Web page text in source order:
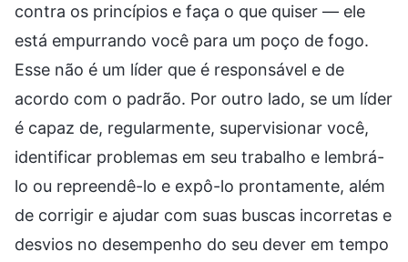
contra os princípios e faça o que quiser — ele
está empurrando você para um poço de fogo.
Esse não é um líder que é responsável e de
acordo com o padrão. Por outro lado, se um líder
é capaz de, regularmente, supervisionar você,
identificar problemas em seu trabalho e lembrá-
lo ou repreendê-lo e expô-lo prontamente, além
de corrigir e ajudar com suas buscas incorretas e
desvios no desempenho do seu dever em tempo